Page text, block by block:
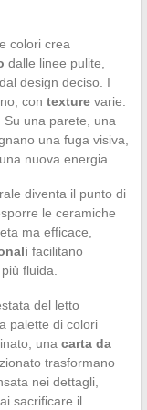
colori crea
dalle linee pulite,
design deciso. I
con texturevarie:
una parete, una
una fuga visiva,
nuova energia.
diventa il punto di
le ceramiche
ma efficace,
facilitano
fluida.
del letto
palette di colori
una carta da
trasformano
nei dettagli,
sacrificare il